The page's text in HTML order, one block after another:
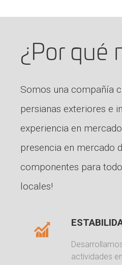
¿Por qué
Somos una compañía
persianas exteriores e
experiencia en
presencia en mercado
componentes para
locales!
actividades